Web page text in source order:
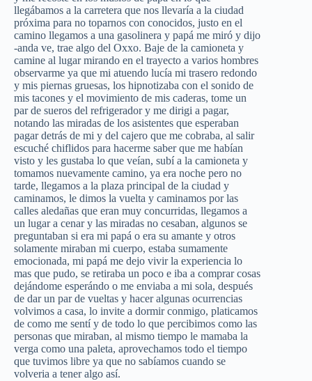
llegábamos a la carretera que nos llevaría a la ciudad
próxima para no toparnos con conocidos, justo en el
camino llegamos a una gasolinera y papá me miró y dijo
-anda ve, trae algo del Oxxo. Baje de la camioneta y
camine al lugar mirando en el trayecto a varios hombres
observarme ya que mi atuendo lucía mi trasero redondo
y mis piernas gruesas, los hipnotizaba con el sonido de
mis tacones y el movimiento de mis caderas, tome un
par de sueros del refrigerador y me dirigi a pagar,
notando las miradas de los asistentes que esperaban
pagar detrás de mi y del cajero que me cobraba, al salir
escuché chiflidos para hacerme saber que me habían
visto y les gustaba lo que veían, subí a la camioneta y
tomamos nuevamente camino, ya era noche pero no
tarde, llegamos a la plaza principal de la ciudad y
caminamos, le dimos la vuelta y caminamos por las
calles aledañas que eran muy concurridas, llegamos a
un lugar a cenar y las miradas no cesaban, algunos se
preguntaban si era mi papá o era su amante y otros
solamente miraban mi cuerpo, estaba sumamente
emocionada, mi papá me dejo vivir la experiencia lo
mas que pudo, se retiraba un poco e iba a comprar cosas
dejándome esperándo o me enviaba a mi sola, después
de dar un par de vueltas y hacer algunas ocurrencias
volvimos a casa, lo invite a dormir conmigo, platicamos
de como me sentí y de todo lo que percibimos como las
personas que miraban, al mismo tiempo le mamaba la
verga como una paleta, aprovechamos todo el tiempo
que tuvimos libre ya que no sabíamos cuando se
volveria a tener algo así.